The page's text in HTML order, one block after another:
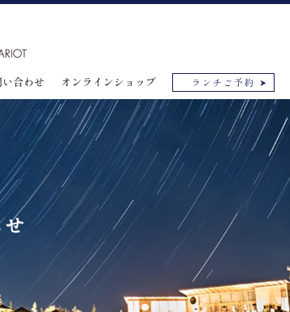
い合わせ オンラインショップ ランチご予約